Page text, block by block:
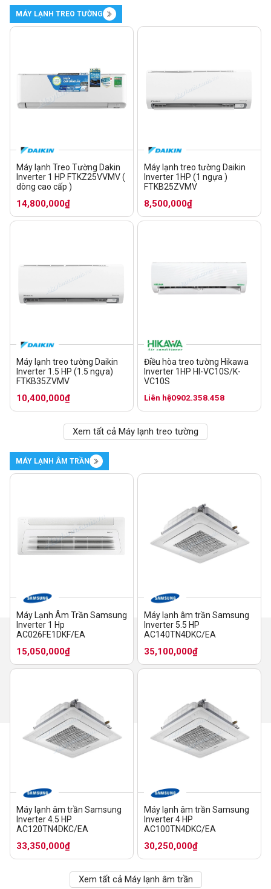
MÁY LẠNH TREO TƯỜNG
Máy lạnh Treo Tường Dakin
Inverter 1 HP FTKZ25VVMV (
dòng cao cấp )
14,800,000₫
Máy lạnh treo tường Daikin
Inverter 1HP (1 ngựa )
FTKB25ZVMV
8,500,000₫
Máy lạnh treo tường Daikin
Inverter 1.5 HP (1.5 ngựa)
FTKB35ZVMV
10,400,000₫
Điều hòa treo tường Hikawa
Inverter 1HP HI-VC10S/K-
VC10S
Liên hệ0902.358.458
Xem tất cả Máy lạnh treo tường
MÁY LẠNH ÂM TRẦN
Máy Lạnh Âm Trần Samsung
Inverter 1 Hp
AC026FE1DKF/EA
15,050,000₫
Máy lạnh âm trần Samsung
Inverter 5.5 HP
AC140TN4DKC/EA
35,100,000₫
Máy lạnh âm trần Samsung
Inverter 4.5 HP
AC120TN4DKC/EA
33,350,000₫
Máy lạnh âm trần Samsung
Inverter 4 HP
AC100TN4DKC/EA
30,250,000₫
Xem tất cả Máy lạnh âm trần